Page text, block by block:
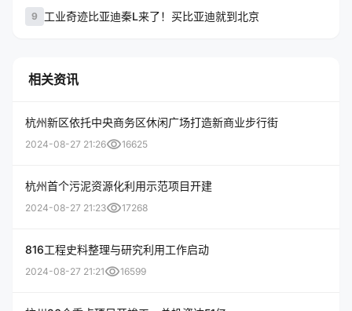
9 工业奇迹比亚迪秦L来了！买比亚迪就到北京
相关资讯
杭州新区依托中央商务区休闲广场打造新商业步行街
2024-08-27 21:26visibility16625
杭州首个污泥资源化利用示范项目开建
2024-08-27 21:23visibility17268
816工程史料整理与研究利用工作启动
2024-08-27 21:21visibility16599